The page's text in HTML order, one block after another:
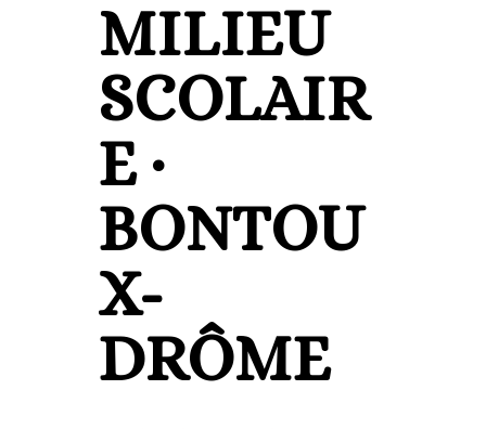
MILIEU
SCOLAIR
E ·
BONTOU
X-
DRÔME